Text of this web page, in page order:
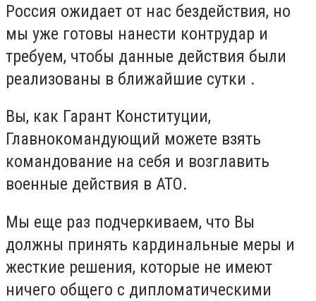
Россия ожидает от нас бездействия, но
мы уже готовы нанести контрудар и
требуем, чтобы данные действия были
реализованы в ближайшие сутки .
Вы, как Гарант Конституции,
Главнокомандующий можете взять
командование на себя и возглавить
военные действия в АТО.
Мы еще раз подчеркиваем, что Вы
должны принять кардинальные меры и
жесткие решения, которые не имеют
ничего общего с дипломатическими